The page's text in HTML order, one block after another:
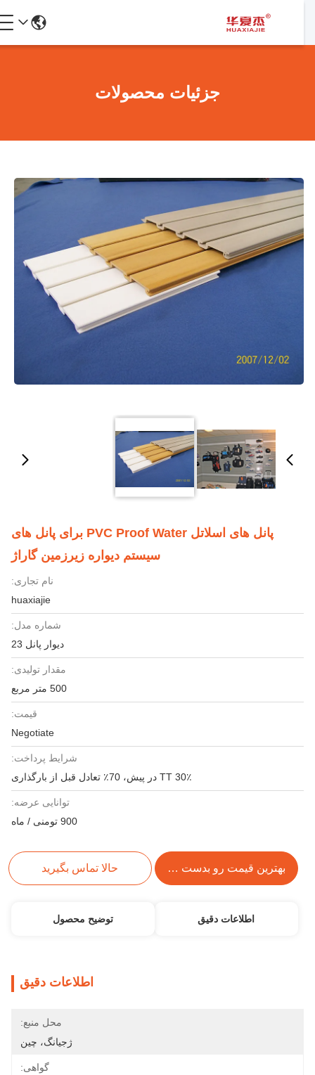
جزئیات محصولات
پانل های اسلاتل PVC Proof Water برای پانل های
سیستم دیواره زیرزمین گاراژ
نام تجاری:
huaxiajie
شماره مدل:
دیوار پانل 23
مقدار تولیدی:
500 متر مربع
قیمت:
Negotiate
شرایط پرداخت:
30٪ TT در پیش، 70٪ تعادل قبل از بارگذاری
توانایی عرضه:
900 تومنی / ماه
بهترین قیمت رو بدست بیار حالا تماس بگیرید
اطلاعات دقیق توضیح محصول
اطلاعات دقیق
محل منبع:
ژجیانگ، چین
گواهی: